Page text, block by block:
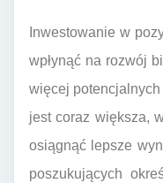
Inwestowanie w
wpłynąć na rozwój
więcej potencjalnych
jest coraz większa,
osiągnąć lepsze
poszukujących